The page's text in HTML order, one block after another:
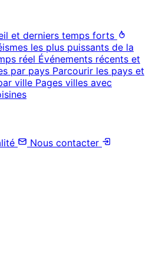
et derniers temps forts
les plus puissants de la
réel Événements récents et
par pays Parcourir les pays et
ville Pages villes avec
Nous contacter